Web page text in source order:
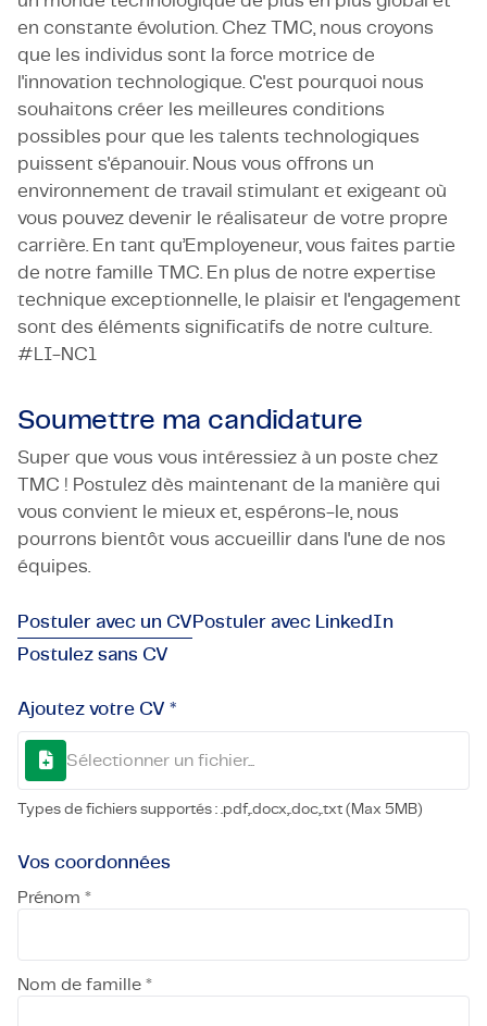
en constante évolution. Chez TMC, nous croyons
que les individus sont la force motrice de
l'innovation technologique. C'est pourquoi nous
souhaitons créer les meilleures conditions
possibles pour que les talents technologiques
puissent s'épanouir. Nous vous offrons un
environnement de travail stimulant et exigeant où
vous pouvez devenir le réalisateur de votre propre
carrière. En tant qu’Employeneur, vous faites partie
de notre famille TMC. En plus de notre expertise
technique exceptionnelle, le plaisir et l'engagement
sont des éléments significatifs de notre culture.
#LI-NC1
Soumettre ma candidature
Super que vous vous intéressiez à un poste chez
TMC ! Postulez dès maintenant de la manière qui
vous convient le mieux et, espérons-le, nous
pourrons bientôt vous accueillir dans l'une de nos
équipes.
Postuler avec un CVPostuler avec LinkedIn
Postulez sans CV
Ajoutez votre CV *
Sélectionner un fichier...
Types de fichiers supportés : .pdf,.docx,.doc,.txt (Max 5MB)
Vos coordonnées
Prénom *
Nom de famille *